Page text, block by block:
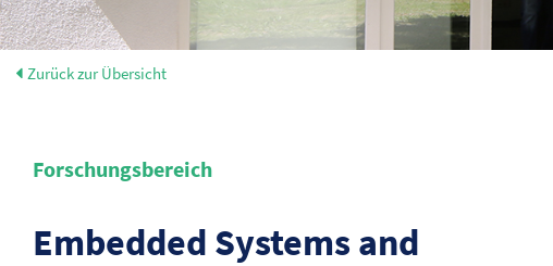
Zurück zur Übersicht
Forschungsbereich
Embedded Systems and